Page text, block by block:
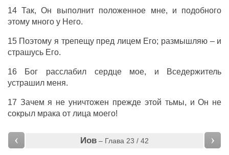
14 Так, Он выполнит положенное мне, и подобного
этому многоу Него.
15 Поэтому я трепещупред лицем Его; размышляю – и
страшусьЕго.
16 Бог расслабил сердцемое, и
Вседержитель
устрашилменя.
17 Зачем я неуничтожен прежде этой тьмы, и Он не
сокрыл мрака от лица моего!
‹ Иов– Глава 23 / 42 ›